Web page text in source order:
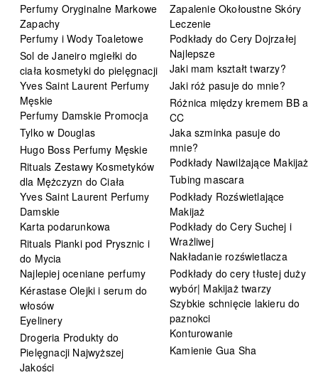
Perfumy Oryginalne Markowe
Zapachy
Perfumy i Wody Toaletowe
Sol de Janeiro mgiełki do
ciała kosmetyki do pielęgnacji
Yves Saint Laurent Perfumy
Męskie
Perfumy Damskie Promocja
Tylko w Douglas
Hugo Boss Perfumy Męskie
Rituals Zestawy Kosmetyków
dla Mężczyzn do Ciała
Yves Saint Laurent Perfumy
Damskie
Karta podarunkowa
Rituals Pianki pod Prysznic i
do Mycia
Najlepiej oceniane perfumy
Kérastase Olejki i serum do
włosów
Eyelinery
Drogeria Produkty do
Pielęgnacji Najwyższej
Jakości
Zapalenie Okołoustne Skóry
Leczenie
Podkłady do Cery Dojrzałej
Najlepsze
Jaki mam kształt twarzy?
Jaki róż pasuje do mnie?
Różnica między kremem BB a
CC
Jaka szminka pasuje do
mnie?
Podkłady Nawilżające Makijaż
Tubing mascara
Podkłady Rozświetlające
Makijaż
Podkłady do Cery Suchej i
Wrażliwej
Nakładanie rozświetlacza
Podkłady do cery tłustej duży
wybór| Makijaż twarzy
Szybkie schnięcie lakieru do
paznokci
Konturowanie
Kamienie Gua Sha